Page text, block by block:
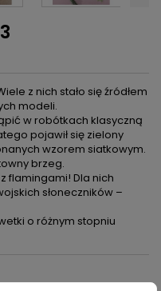
z nich stało się źródłem
modeli.
w robótkach klasyczną
pojawił się zielony
wzorem siatkowym.
brzeg.
flamingami! Dla nich
słoneczników –
o różnym stopniu